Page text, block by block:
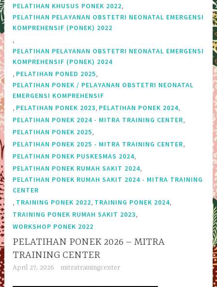
PELATIHAN KHUSUS PONEK 2022,
PELATIHAN PELAYANAN OBSTETRI NEONATAL EMERGENSI
KOMPREHENSIF (PONEK) 2022
,
PELATIHAN PELAYANAN OBSTETRI NEONATAL EMERGENSI
KOMPREHENSIF (PONEK) 2024
, PELATIHAN PONED 2025,
PELATIHAN PONEK / PELAYANAN OBSTETRI NEONATAL
EMERGENSI KOMPREHENSIF
, PELATIHAN PONEK 2023, PELATIHAN PONEK 2024,
PELATIHAN PONEK 2024 - MITRA TRAINING CENTER,
PELATIHAN PONEK 2025,
PELATIHAN PONEK 2025 - MITRA TRAINING CENTER,
PELATIHAN PONEK PUSKESMAS 2024,
PELATIHAN PONEK RUMAH SAKIT 2024,
PELATIHAN PONEK RUMAH SAKIT 2024 - MITRA TRAINING
CENTER
, TRAINING PONEK 2022, TRAINING PONEK 2024,
TRAINING PONEK RUMAH SAKIT 2023,
WORKSHOP PONEK 2022
PELATIHAN PONEK 2026 – MITRA
TRAINING CENTER
April 27, 2026 mitratrainingcenter